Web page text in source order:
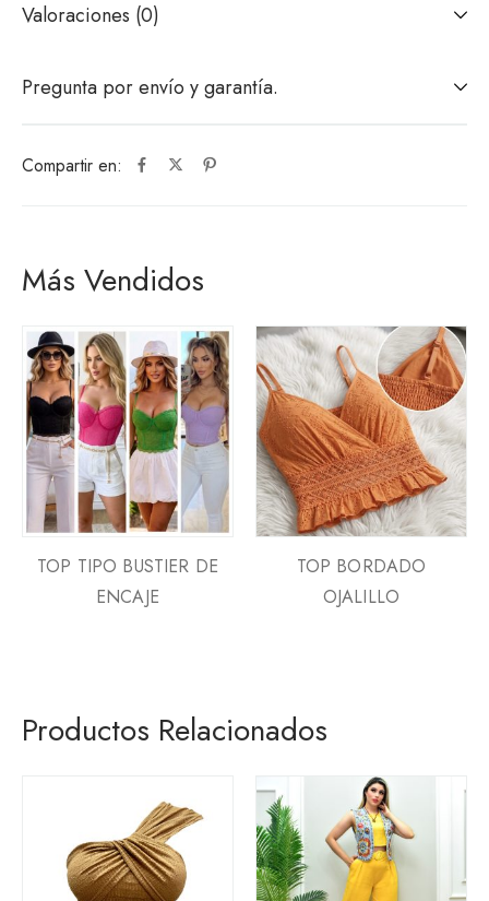
Compartir en:
Valoraciones (0)
Pregunta por envío y garantía.
Más Vendidos
TOP TIPO BUSTIER DE
ENCAJE
TOP BORDADO
OJALILLO
Productos Relacionados